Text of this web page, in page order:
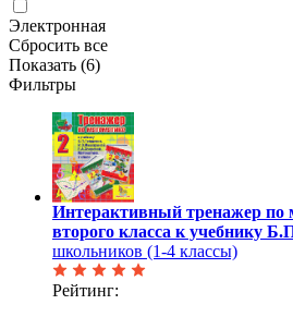
Электронная
Сбросить все
Показать (6)
Фильтры
Интерактивный тренажер по
второго класса к учебнику
школьников (1-4 классы)
Рейтинг: